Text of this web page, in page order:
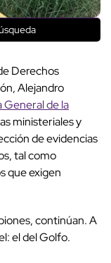
Derechos
Alejandro
General de la
ministeriales y
de evidencias
tal como
que exigen
continúan. A
el del Golfo.